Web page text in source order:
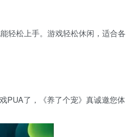
轻松上手。游戏轻松休闲，适合各
PUA了，《养了个宠》真诚邀您体